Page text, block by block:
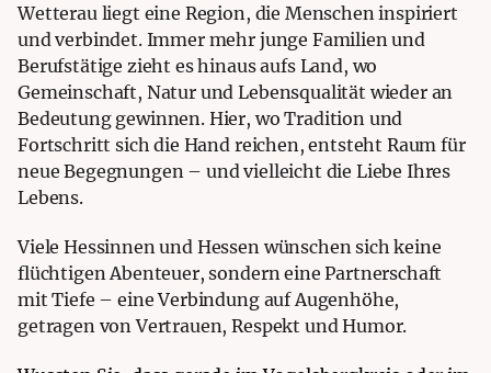
Wetterau liegt eine Region, die Menschen inspiriert
und verbindet. Immer mehr junge Familien und
Berufstätige zieht es hinaus aufs Land, wo
Gemeinschaft, Natur und Lebensqualität wieder an
Bedeutung gewinnen. Hier, wo Tradition und
Fortschritt sich die Hand reichen, entsteht Raum für
neue Begegnungen – und vielleicht die Liebe Ihres
Lebens.
Viele Hessinnen und Hessen wünschen sich keine
flüchtigen Abenteuer, sondern eine Partnerschaft
mit Tiefe – eine Verbindung auf Augenhöhe,
getragen von Vertrauen, Respekt und Humor.